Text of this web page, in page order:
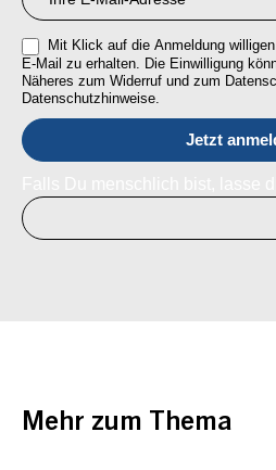
Mit Klick auf die Anmeldung
E-Mail zu erhalten. Die Einwilligung
Näheres zum Widerruf und zum
Datenschutzhinweise.
Mehr zum Thema